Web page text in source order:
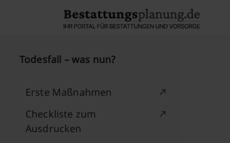
Todesfall – was nun?
Erste Maßnahmen
Checkliste zum
Ausdrucken